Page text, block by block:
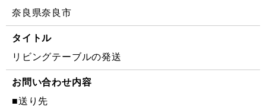
奈良県奈良市
タイトル
リビングテーブルの発送
お問い合わせ内容
■送り先